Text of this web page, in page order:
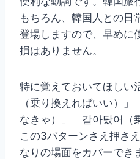
もちろん、韓国人との日
登場しますので、早めに
損はありません。
特に覚えておいてほしい
（乗り換えればいい）
なきゃ）」「갈아탔어（
この3パターンさえ押さ
なりの場面をカバーでき